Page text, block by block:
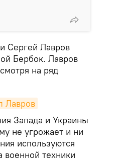
Сергей Лавров
Бербок. Лавров
на ряд
Лавров
Запада и Украины
не угрожает и ни
используются
военной техники